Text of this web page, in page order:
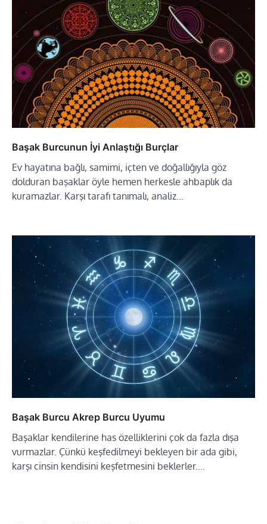
Başak Burcunun İyi Anlaştığı Burçlar
Ev hayatına bağlı, samimi, içten ve doğallığıyla göz
dolduran başaklar öyle hemen herkesle ahbaplık da
kuramazlar. Karşı tarafı tanımalı, analiz…
Başak Burcu Akrep Burcu Uyumu
Başaklar kendilerine has özelliklerini çok da fazla dışa
vurmazlar. Çünkü keşfedilmeyi bekleyen bir ada gibi,
karşı cinsin kendisini keşfetmesini beklerler.…